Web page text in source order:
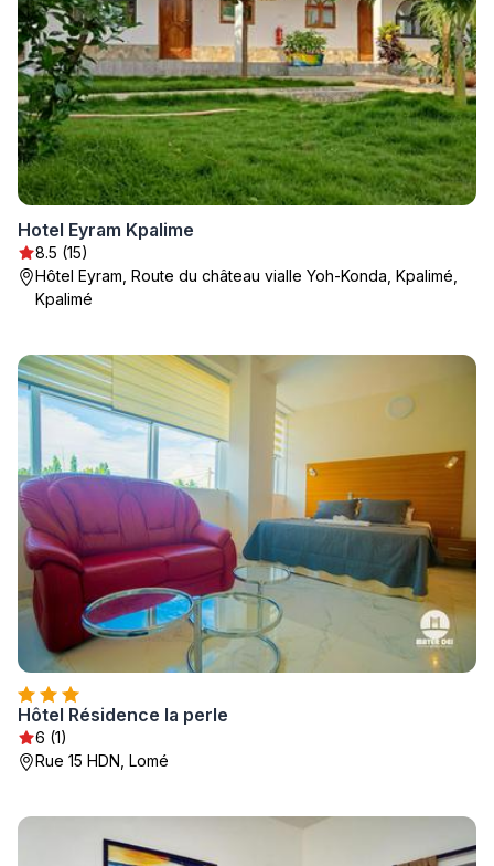
Hotel Eyram Kpalime
8.5 (15)
Hôtel Eyram, Route du château vialle Yoh-Konda, Kpalimé,
Kpalimé
Hôtel Résidence la perle
6 (1)
Rue 15 HDN, Lomé